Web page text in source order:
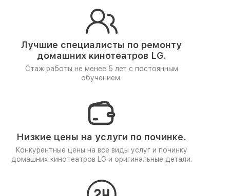
Лучшие специалисты по ремонту
домашних кинотеатров LG.
Стаж работы не менее 5 лет с постоянным
обучением.
Низкие цены на услуги по починке.
Конкурентные цены на все виды услуг и починку
домашних кинотеатров LG и оригинальные детали.